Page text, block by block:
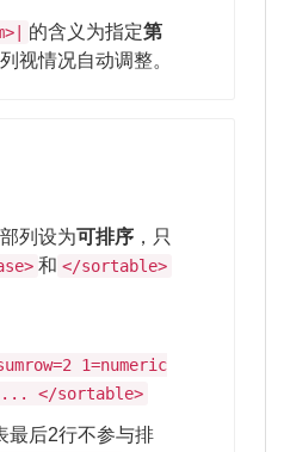
的含义为指定第
视情况自动调整。
列设为可排序 ，只
和 </sortable>
1=numeric
... </sortable>
最后2行不参与排